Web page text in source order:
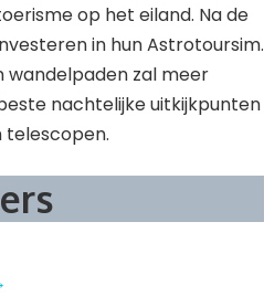
op het eiland. Na de
in hun Astrotoursim.
wandelpaden zal meer
nachtelijke uitkijkpunten
telescopen.